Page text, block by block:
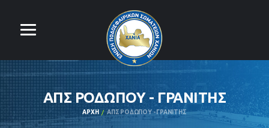
ΑΠΣ ΡΟΔΩΠΟΥ - ΓΡΑΝΙΤΗΣ
ΑΡΧΉ ΑΠΣ ΡΟΔΩΠΟΥ - ΓΡΑΝΙΤΗΣ